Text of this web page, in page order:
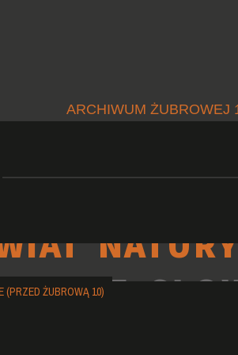
ARCHIWUM ŻUBROWEJ
(PRZED ŻUBROWĄ 10)